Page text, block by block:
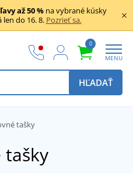
až 50 %na vybrané kúsky
len do 16. 8. Pozrieť sa.
0
MENU
HĽADAŤ
tašky
tašky